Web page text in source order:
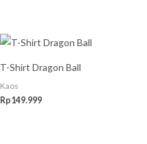
T-Shirt Dragon Ball
Kaos
Rp149.999